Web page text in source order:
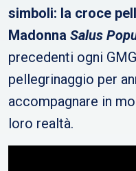
simboli: la croce
Madonna Salus
precedenti ogni
pellegrinaggio per
accompagnare in
loro realtà.